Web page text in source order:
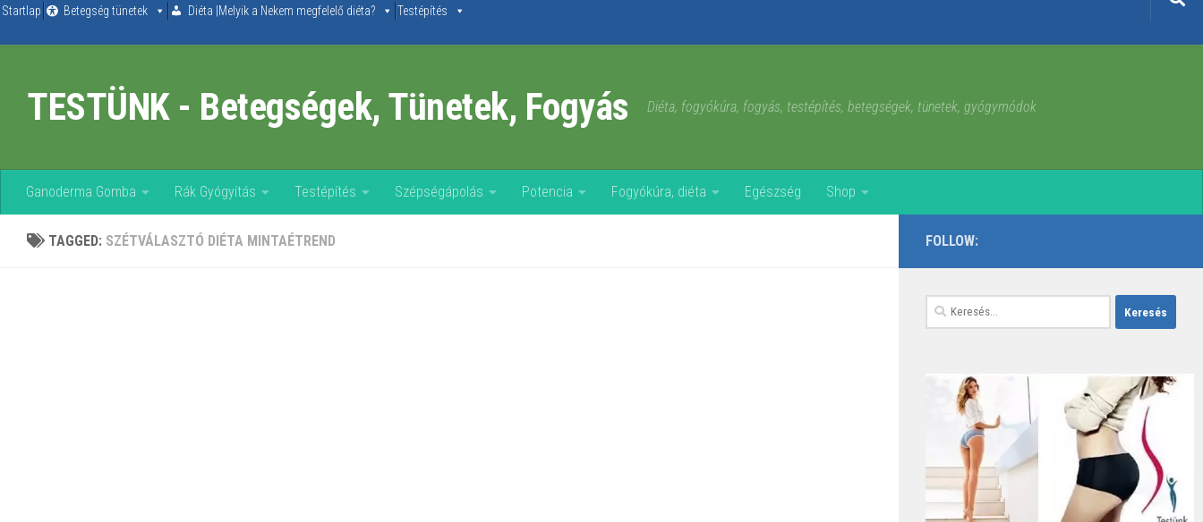
Skip to content
Startlap Betegség tünetek Diéta |Melyik a Nekem megfelelő diéta? Testépítés
TESTÜNK - Betegségek, Tünetek, Fogyás Diéta, fogyókúra, fogyás, testépítés, betegségek, tünetek, gyógymódok
Ganoderma Gomba Rák Gyógyítás Testépítés Szépségápolás Potencia Fogyókúra, diéta Egészség Shop
TAGGED: SZÉTVÁLASZTÓ DIÉTA MINTAÉTREND FOLLOW:
Keresés: